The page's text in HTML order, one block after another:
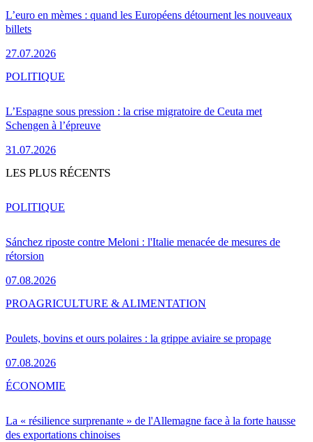
L’euro en mèmes : quand les Européens détournent les nouveaux
billets
27.07.2026
L’Espagne sous pression : la crise migratoire de Ceuta met
Schengen à l’épreuve
31.07.2026
POLITIQUE
LES PLUS RÉCENTS
Sánchez riposte contre Meloni : l'Italie menacée de mesures de
rétorsion
07.08.2026
POLITIQUE
Poulets, bovins et ours polaires : la grippe aviaire se propage
07.08.2026
PROAGRICULTURE & ALIMENTATION
La « résilience surprenante » de l'Allemagne face à la forte hausse
des exportations chinoises
ÉCONOMIE